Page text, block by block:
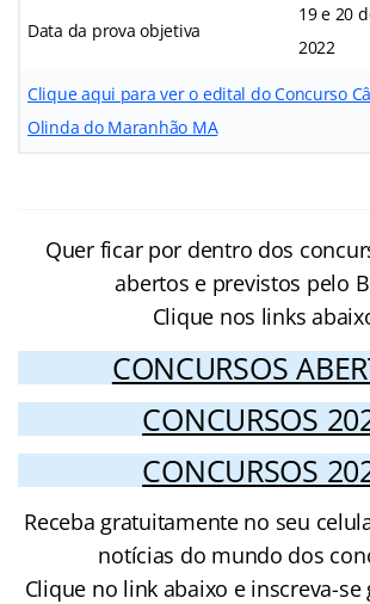
Data da prova objetiva
19 e 20
2022
Clique aqui para ver o edital do Concurso
Olinda do Maranhão MA
Quer ficar por dentro dos
abertos e previstos pelo
Clique nos links
CONCURSOS
CONCURSOS
CONCURSOS
Receba gratuitamente no seu
notícias do mundo dos
Clique no link abaixo e inscreva-